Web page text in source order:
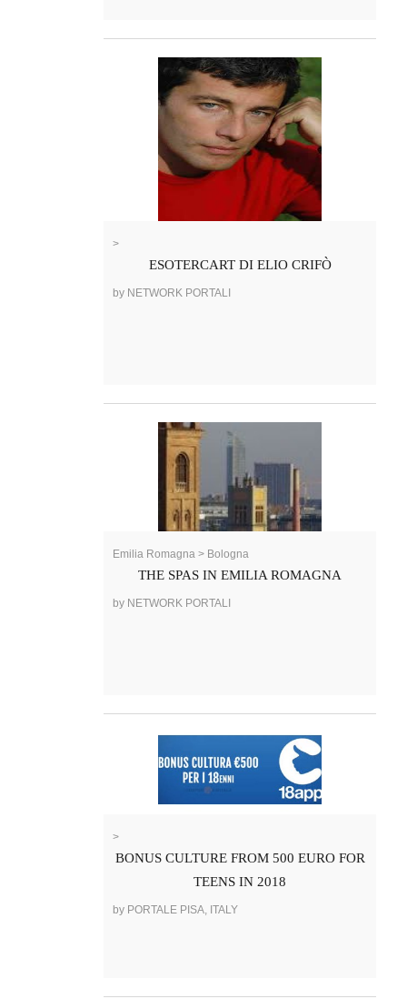
>
ESOTERCART DI ELIO CRIFÒ
by NETWORK PORTALI
Emilia Romagna > Bologna
THE SPAS IN EMILIA ROMAGNA
by NETWORK PORTALI
>
BONUS CULTURE FROM 500 EURO FOR
TEENS IN 2018
by PORTALE PISA, ITALY